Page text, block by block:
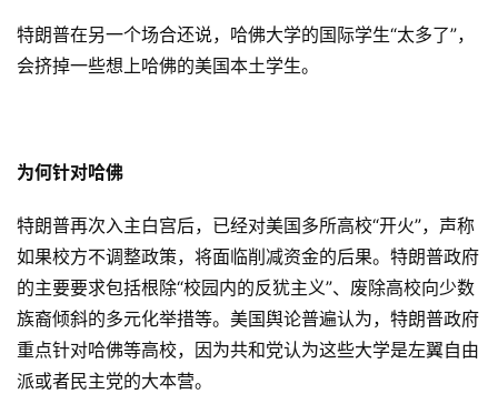
特朗普在另一个场合还说，哈佛大学的国际学生“太多了”，
会挤掉一些想上哈佛的美国本土学生。
为何针对哈佛
特朗普再次入主白宫后，已经对美国多所高校“开火”，声称
如果校方不调整政策，将面临削减资金的后果。特朗普政府
的主要要求包括根除“校园内的反犹主义”、废除高校向少数
族裔倾斜的多元化举措等。美国舆论普遍认为，特朗普政府
重点针对哈佛等高校，因为共和党认为这些大学是左翼自由
派或者民主党的大本营。